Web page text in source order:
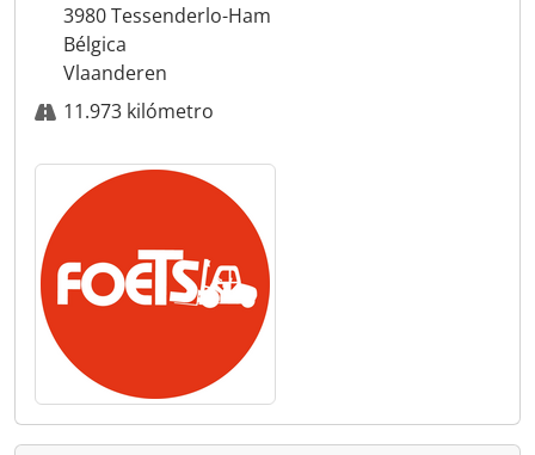
3980 Tessenderlo-Ham
Bélgica
Vlaanderen
11.973 kilómetro